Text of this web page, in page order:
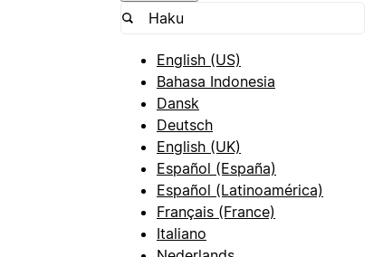
English (US)
Bahasa Indonesia
Dansk
Deutsch
English (UK)
Español (España)
Español (Latinoamérica)
Français (France)
Italiano